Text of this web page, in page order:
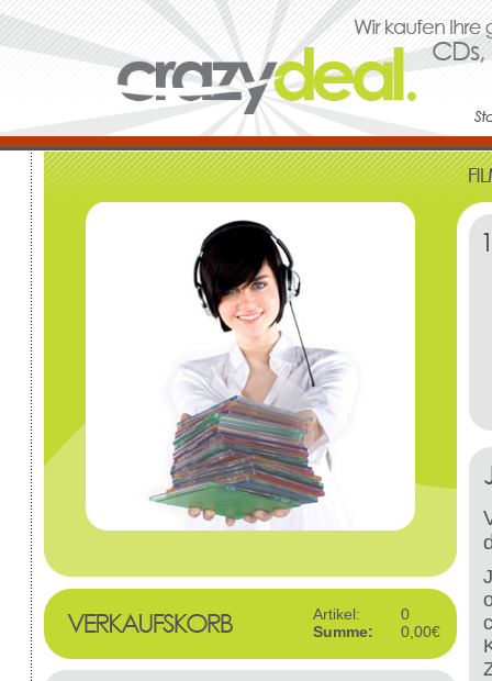
Artikel:
0
Summe:
0,00€